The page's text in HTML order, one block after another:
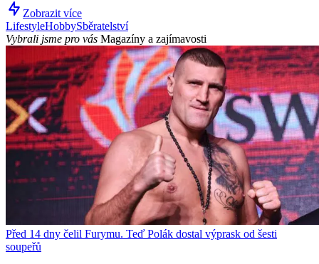
Zobrazit více
LifestyleHobbySběratelství
Vybrali jsme pro vás Magazíny a zajímavosti
Před 14 dny čelil Furymu. Teď Polák dostal výprask od šesti
soupeřů